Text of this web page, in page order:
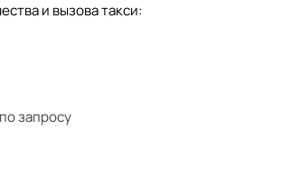
и вызова такси:
запросу